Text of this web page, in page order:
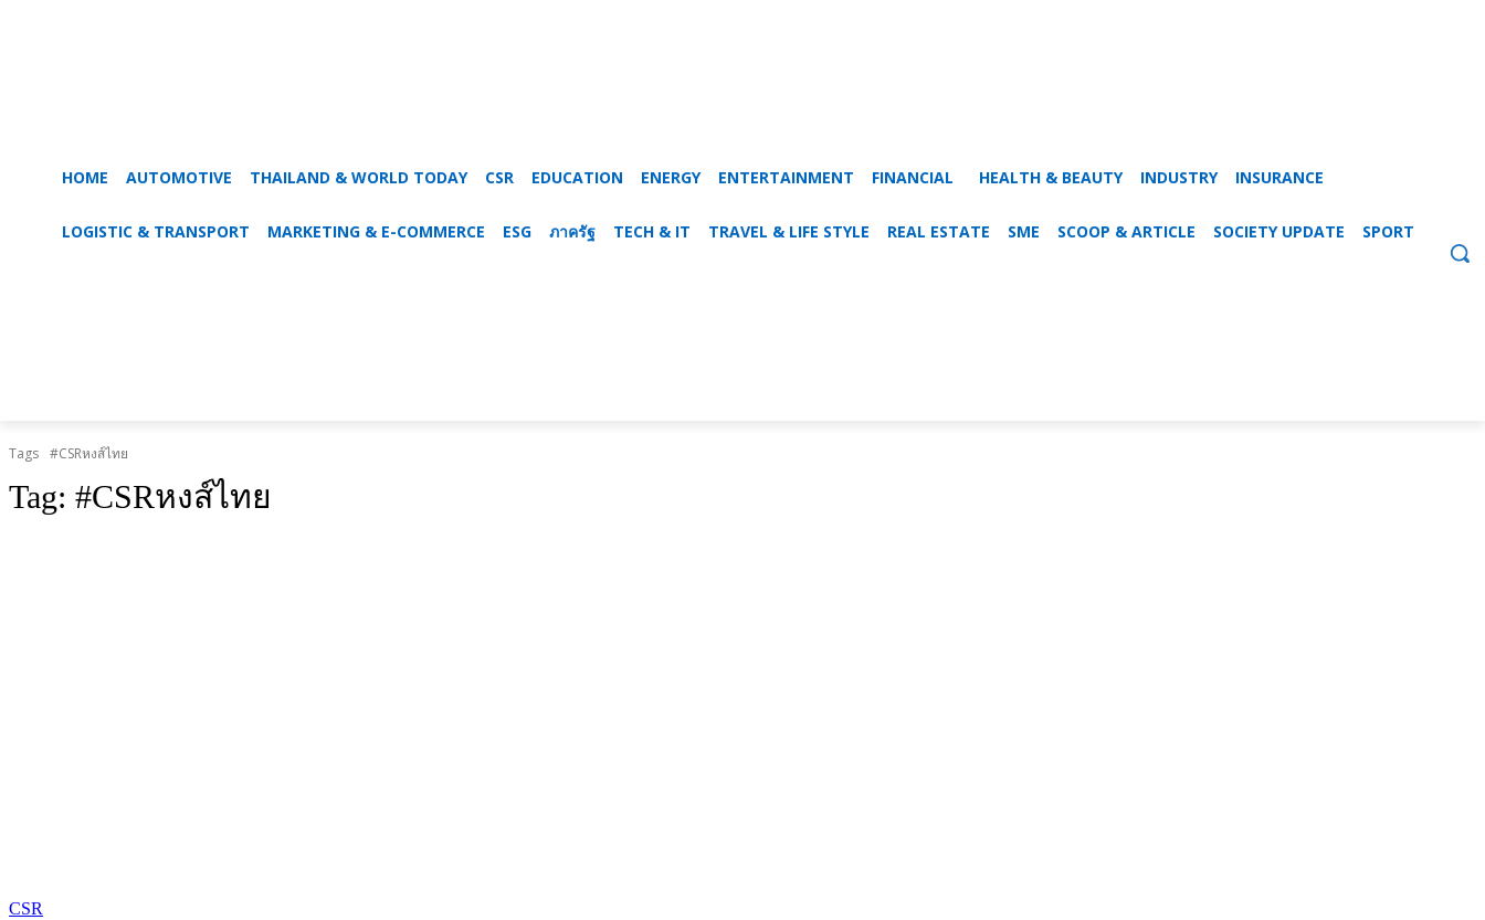
HOME AUTOMOTIVE THAILAND & WORLD TODAY CSR EDUCATION ENERGY ENTERTAINMENT FINANCIAL HEALTH & BEAUTY INDUSTRY INSURANCE
LOGISTIC & TRANSPORT MARKETING & E-COMMERCE ESG ภาครัฐ TECH & IT TRAVEL & LIFE STYLE REAL ESTATE SME SCOOP & ARTICLE SOCIETY UPDATE SPORT
Tags #CSRหงส์ไทย
Tag: #CSRหงส์ไทย
CSR